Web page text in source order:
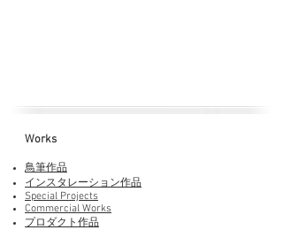
Works​
鳥筆作品
インスタレーション作品
Special Projects
Commercial Works
プロダクト作品